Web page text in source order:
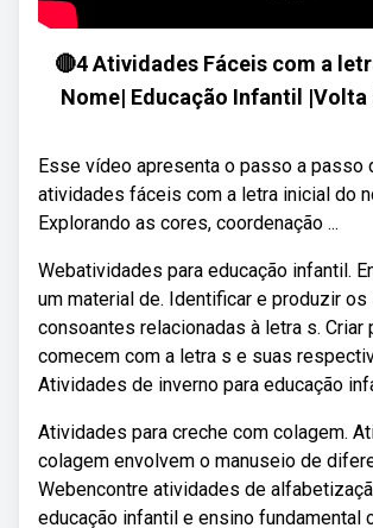
🔴4 Atividades Fáceis com a
Nome| Educação Infantil
Esse vídeo apresenta o passo a passo
atividades fáceis com a letra inicial do
Explorando as cores, coordenação ...
Webatividades para educação infantil.
um material de. Identificar e produzir os
consoantes relacionadas à letra s. Criar
comecem com a letra s e suas
Atividades de inverno para educação
Atividades para creche com colagem.
colagem envolvem o manuseio de
Webencontre atividades de
educação infantil e ensino fundamental